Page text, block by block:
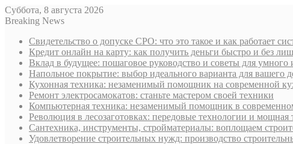
Суббота, 8 августа 2026
Breaking News
Свидетельство о допуске СРО: что это такое и как работает
Кредит онлайн на карту: как получить деньги быстро и без
Вклад в будущее: пошаговое руководство и советы для умного
Напольное покрытие: выбор идеального варианта для вашего
Кухонная техника: незаменимый помощник на современной
Ремонт электросамокатов: станьте мастером своей техники
Компьютерная техника: незаменимый помощник в
Революция в лесозаготовках: передовые технологии и мощная
Сантехника, инструменты, стройматериалы: воплощаем
Удовлетворение строительных нужд: производство